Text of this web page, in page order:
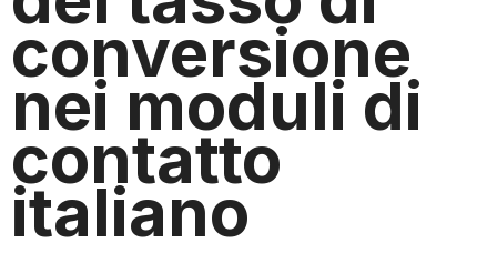
conversione
nei moduli di
contatto
italiano